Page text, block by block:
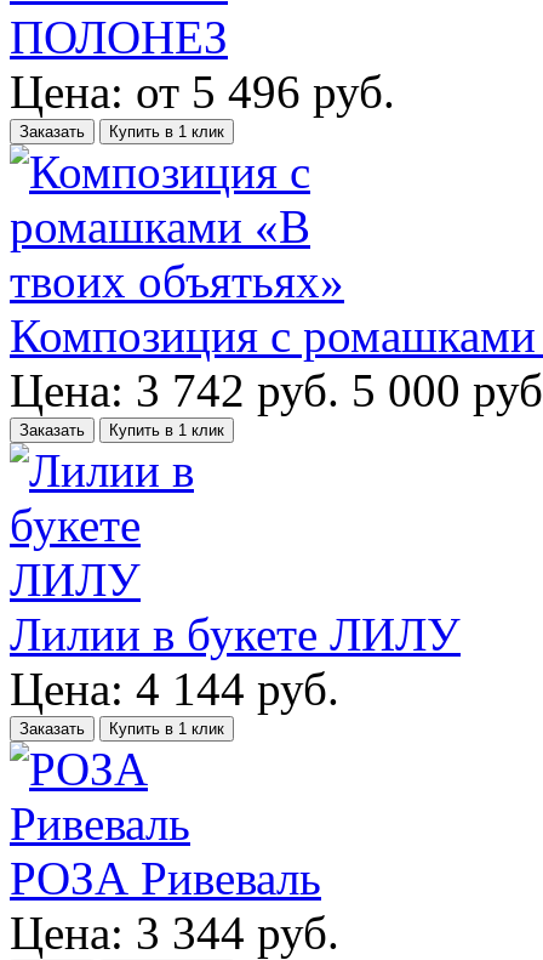
ПОЛОНЕЗ
Цена: от 5 496 руб.
Заказать Купить в 1 клик
Композиция с
Цена: 3 742 руб. 5 000
Заказать Купить в 1 клик
Лилии в букете ЛИЛУ
Цена: 4 144 руб.
Заказать Купить в 1 клик
РОЗА Ривеваль
Цена: 3 344 руб.